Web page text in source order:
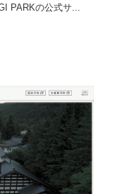
PARKの公式サ...